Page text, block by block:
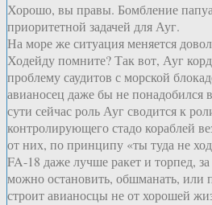
Хорошо, вы правы. Бомбление
приоритетной задачей для Ауг.
На море же ситуация меняется
Ходейду помните? Так вот, Ауг
проблему саудитов с морской
авианосец даже бы не понадобился
сути сейчас роль Ауг сводится к
контролирующего стадо кораблей
от них, по принципу «ты туда не
FA-18 даже лучше ракет и торпед,
можно остановить, обшманать, или
строит авианосцы не от хорошей